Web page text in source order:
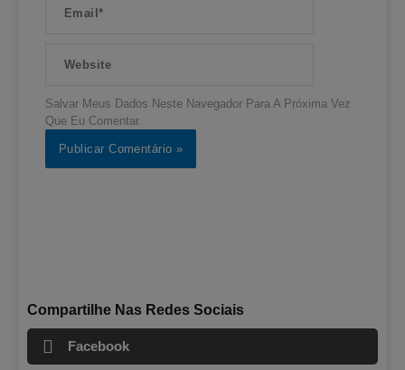
Salvar Meus Dados Neste Navegador Para A Próxima Vez
Que Eu Comentar.
Compartilhe Nas Redes Sociais
Facebook